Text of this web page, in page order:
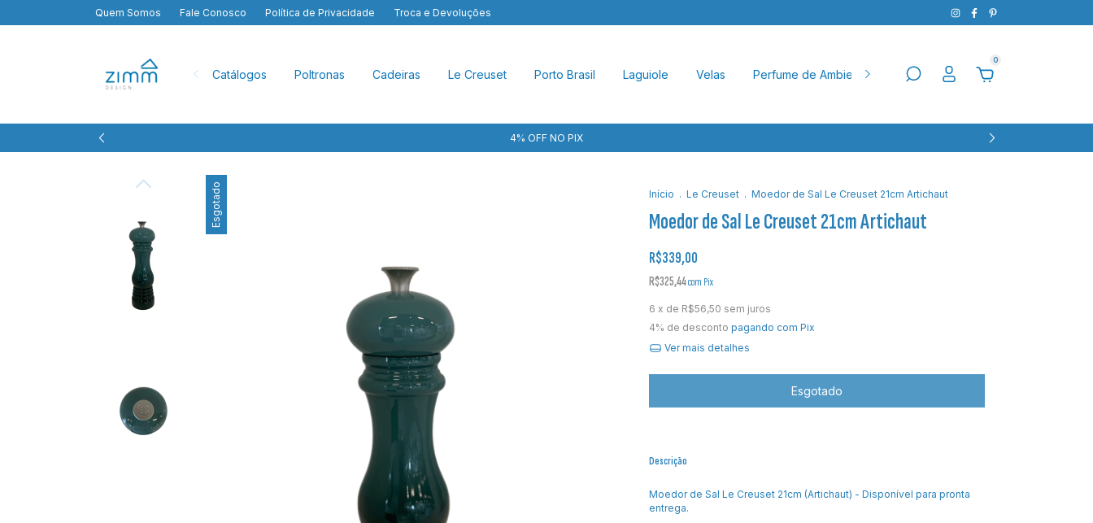
Quem Somos Fale Conosco Política de Privacidade Troca e Devoluções
Catálogos Poltronas Cadeiras Le Creuset Porto Brasil Laguiole Velas Perfume de Ambiente Natal Pet
0
4% OFF NO PIX
Esgotado Início . Le Creuset . Moedor de Sal Le Creuset 21cm Artichaut
Moedor de Sal Le Creuset 21cm Artichaut
R$339,00
R$325,44com Pix
6 x de R$56,50 sem juros
4% de desconto pagando com Pix
Ver mais detalhes
Descrição
Moedor de Sal Le Creuset 21cm (Artichaut) - Disponível para pronta
entrega.